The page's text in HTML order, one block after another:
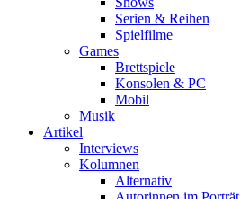
Serien & Reihen
Spielfilme
Games
Brettspiele
Konsolen & PC
Mobil
Musik
Artikel
Interviews
Kolumnen
Alternativ